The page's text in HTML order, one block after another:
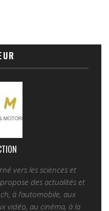
vers les sciences et
des actualités et
à l’automobile, aux
vidéo, au cinéma, à la